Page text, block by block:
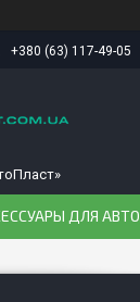
+380 (63) 117-49-05
ДЛЯ АВТО